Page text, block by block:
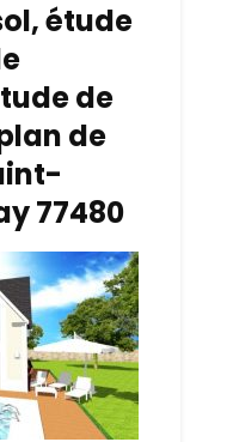
étude
de
de
77480